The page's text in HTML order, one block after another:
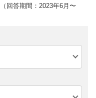
回答期間：2023年6月〜